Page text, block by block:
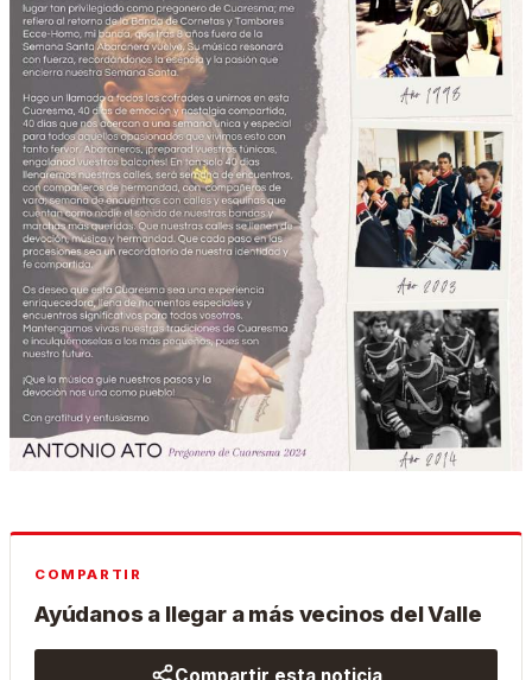
COMPARTIR
Ayúdanos a llegar a más vecinos del Valle